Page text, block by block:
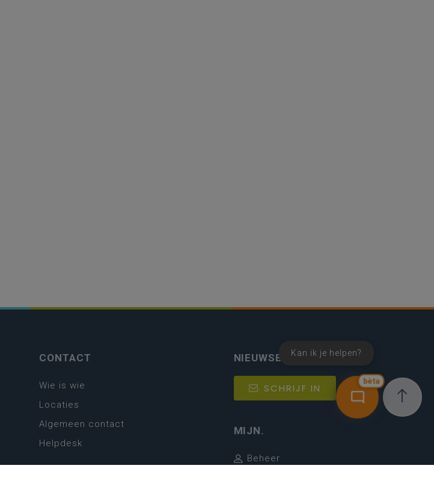
bèta
Kan ik je helpen?
CONTACT
Wie is wie
Locaties
Algemeen contact
Helpdesk
NIEUWSBRIEF
SCHRIJF IN
MIJN.
Beheer